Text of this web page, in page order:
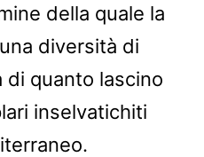
della quale la
diversità di
di quanto lascino
inselvatichiti